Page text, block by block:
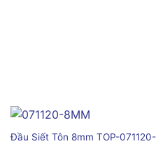
Đầu Siết Tôn 8mm TOP-